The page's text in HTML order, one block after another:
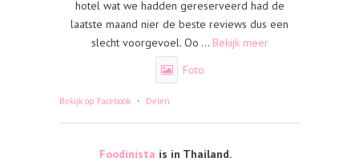
hotel wat we hadden gereserveerd had de
laatste maand nier de beste reviews dus een
slecht voorgevoel. Oo ... Bekijk meer
Foto
Bekijk op Facebook · Delen
Foodinista is in Thailand.